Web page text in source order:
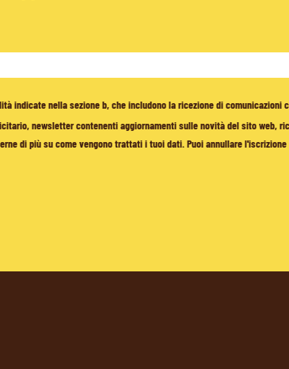
indicate nella sezione b, che includono la ricezione di comunicazioni
newsletter contenenti aggiornamenti sulle novità del sito web,
di più su come vengono trattati i tuoi dati. Puoi annullare